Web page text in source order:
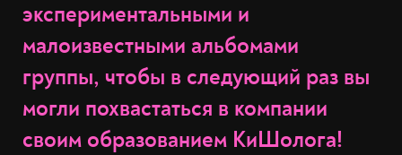
экспериментальными и
малоизвестными альбомами
группы, чтобы в следующий раз вы
могли похвастаться в компании
своим образованием КиШолога!